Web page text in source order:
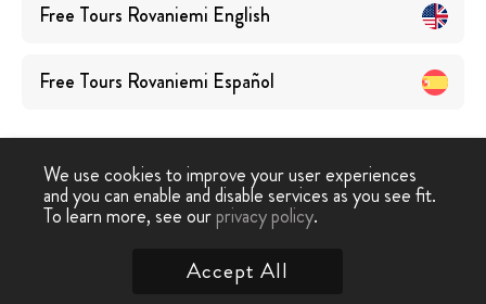
Free Tours Rovaniemi English
Free Tours Rovaniemi Español
Free Walking Tour › Rovaniemi
We use cookies to improve your user experiences
and you can enable and disable services as you see fit.
To learn more, see ourprivacy policy.
Accept All